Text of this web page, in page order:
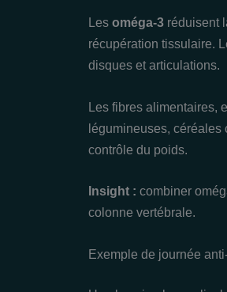
Les oméga‑3 réduisent
récupération tissulaire.
disques et articulations.
Les fibres alimentaires,
légumineuses, céréales
contrôle du poids.
Insight : combiner
colonne vertébrale.
Exemple de journée